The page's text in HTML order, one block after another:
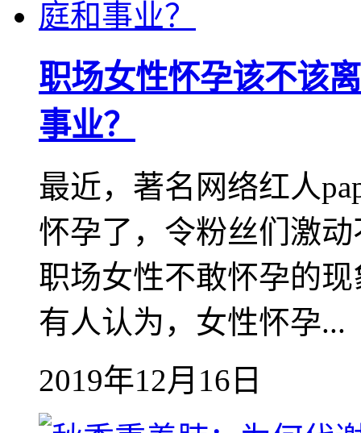
职场女性怀孕该不该
事业？
最近，著名网络红人
怀孕了，令粉丝们激
职场女性不敢怀孕的
有人认为，女性怀孕...
2019年12月16日